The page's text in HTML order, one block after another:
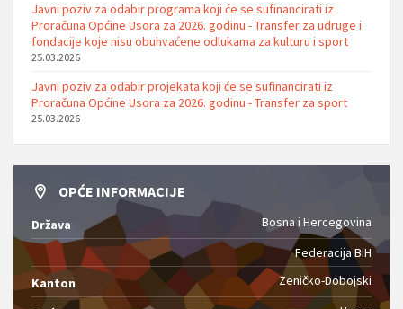
Javni poziv za odabir programa koji će se sufinancirati iz
Proračuna Općine Usora za 2026. godinu - Transfer za udruge i
fondacije koje nisu obuhvaćene odlukama za kulturu i sport
25.03.2026
Javni poziv za odabir projekata koji će se sufinancirati iz
Proračuna Općine Usora za 2026. godinu - Transfer za sport
25.03.2026
OPĆE INFORMACIJE
Država
Bosna i Hercegovina
Federacija BiH
Kanton
Zeničko-Dobojski